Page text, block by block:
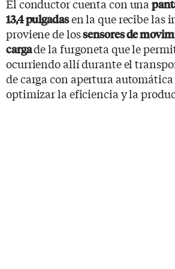
El conductor cuenta con una
13,4 pulgadasen la que recibe las
proviene de lossensores de
cargade la furgoneta que le
ocurriendo allí durante el
de carga con apertura
optimizar la eficiencia y la